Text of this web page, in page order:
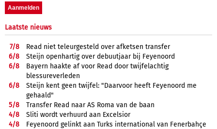
Laatste nieuws
7/8
Read niet teleurgesteld over afketsen transfer
6/8
Steijn openhartig over debuutjaar bij Feyenoord
6/8
Bayern haakte af voor Read door twijfelachtig
blessureverleden
6/8
Steijn kent geen twijfel: "Daarvoor heeft Feyenoord me
gehaald"
5/8
Transfer Read naar AS Roma van de baan
4/8
Sliti wordt verhuurd aan Excelsior
4/8
Feyenoord gelinkt aan Turks international van Fenerbahçe